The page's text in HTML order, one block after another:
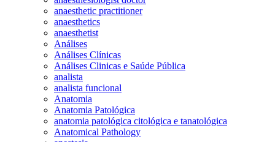
anaesthetic practitioner
anaesthetics
anaesthetist
Análises
Análises Clínicas
Análises Clinicas e Saúde Pública
analista
analista funcional
Anatomia
Anatomia Patológica
anatomia patológica citológica e tanatológica
Anatomical Pathology